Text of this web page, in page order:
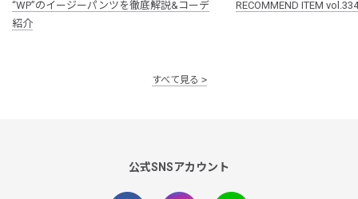
“WP”のイージーパンツを徹底解説&コーデ
紹介
RECOMMEND ITEM vol.334
すべて見る
公式SNSアカウント